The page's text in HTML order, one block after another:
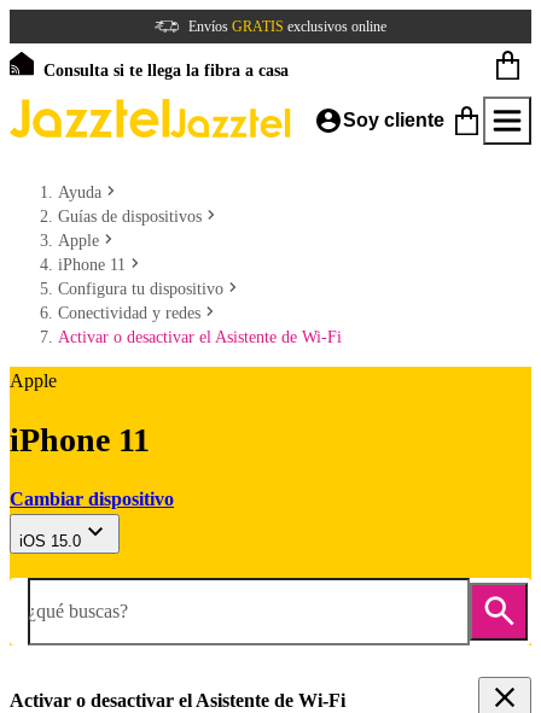
Envíos GRATIS exclusivos online
Consulta si te llega la fibra a casa
Soy cliente
Ayuda
Guías de dispositivos
Apple
iPhone 11
Configura tu dispositivo
Conectividad y redes
Activar o desactivar el Asistente de Wi-Fi
Apple
iPhone 11
Cambiar dispositivo
iOS 15.0
¿qué buscas?
Activar o desactivar el Asistente de Wi-Fi